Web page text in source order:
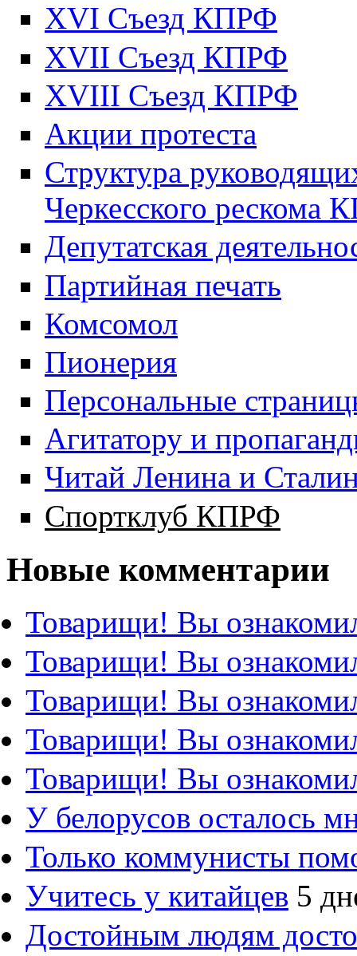
XVI Съезд КПРФ
XVII Cъезд КПРФ
XVIII Cъезд КПРФ
Акции протеста
Структура
Черкесского рескома
Депутатская
Партийная печать
Комсомол
Пионерия
Персональные
Агитатору и
Читай Ленина и
Спортклуб КПРФ
Новые комментарии
Товарищи! Вы
Товарищи! Вы
Товарищи! Вы
Товарищи! Вы
Товарищи! Вы
У белорусов осталось
Только коммунисты
Учитесь у китайцев 5
Достойным людям